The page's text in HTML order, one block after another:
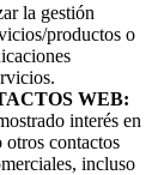
la gestión
productos o
WEB:
interés en
otros contactos
incluso